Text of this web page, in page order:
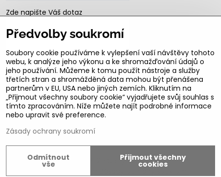
Zde napište Váš dotaz
Odeslat
B2b podmínky pro registrované partnery
Copyright
Předvolby soukromí
Soubory cookie používáme k vylepšení vaší návštěvy tohoto
webu, k analýze jeho výkonu a ke shromažďování údajů o
jeho používání. Můžeme k tomu použít nástroje a služby
třetích stran a shromážděná data mohou být přenášena
partnerům v EU, USA nebo jiných zemích. Kliknutím na
„Přijmout všechny soubory cookie“ vyjadřujete svůj souhlas s
tímto zpracováním. Níže můžete najít podrobné informace
nebo upravit své preference.
Zásady ochrany soukromí
Přijmout všechny
cookies
Odmítnout
vše